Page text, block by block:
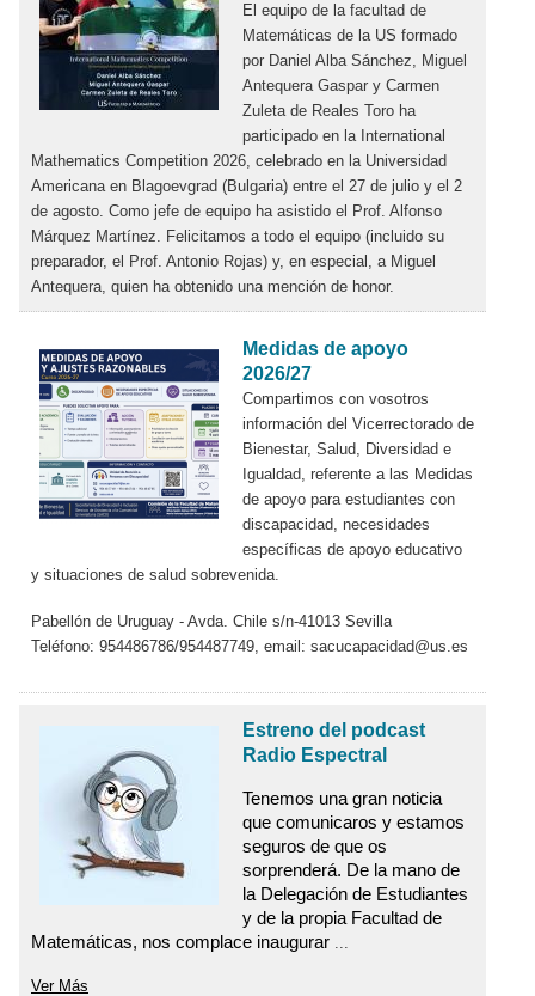
El equipo de la facultad de
Matemáticas de la US formado
por Daniel Alba Sánchez, Miguel
Antequera Gaspar y Carmen
Zuleta de Reales Toro ha
participado en la International
Mathematics Competition 2026, celebrado en la Universidad
Americana en Blagoevgrad (Bulgaria) entre el 27 de julio y el 2
de agosto. Como jefe de equipo ha asistido el Prof. Alfonso
Márquez Martínez. Felicitamos a todo el equipo (incluido su
preparador, el Prof. Antonio Rojas) y, en especial, a Miguel
Antequera, quien ha obtenido una mención de honor.
Medidas de apoyo
2026/27
Compartimos con vosotros
información del Vicerrectorado de
Bienestar, Salud, Diversidad e
Igualdad, referente a las Medidas
de apoyo para estudiantes con
discapacidad, necesidades
específicas de apoyo educativo
y situaciones de salud sobrevenida.
Pabellón de Uruguay - Avda. Chile s/n-41013 Sevilla
Teléfono: 954486786/954487749, email: sacucapacidad@us.es
Estreno del podcast
Radio Espectral
Tenemos una gran noticia
que comunicaros y estamos
seguros de que os
sorprenderá. De la mano de
la Delegación de Estudiantes
y de la propia Facultad de
Matemáticas, nos complace inaugurar ...
Ver Más